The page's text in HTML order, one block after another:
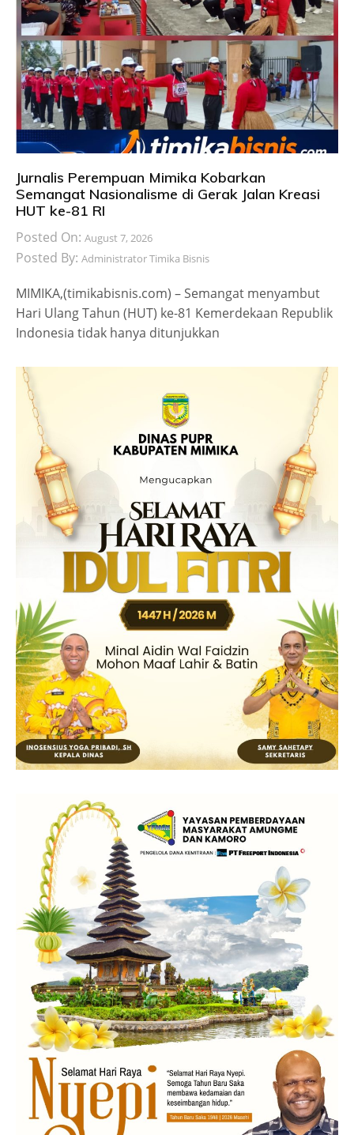
Jurnalis Perempuan Mimika Kobarkan
Semangat Nasionalisme di Gerak Jalan Kreasi
HUT ke-81 RI
Posted On: August 7, 2026
Posted By: Administrator Timika Bisnis
MIMIKA,(timikabisnis.com) – Semangat menyambut
Hari Ulang Tahun (HUT) ke-81 Kemerdekaan Republik
Indonesia tidak hanya ditunjukkan